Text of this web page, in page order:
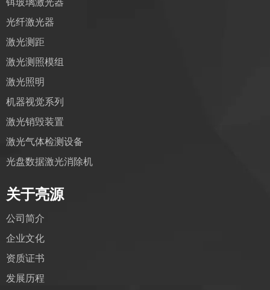
铒玻璃激光器
光纤激光器
激光测距
激光测照模组
激光照明
机器视觉系列
激光销毁装置
激光气体检测设备
光盘数据激光消除机
关于亮源
公司简介
企业文化
资质证书
发展历程